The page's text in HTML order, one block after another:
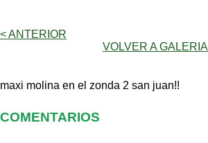
< ANTERIOR
VOLVER A GALERIA
maxi molina en el zonda 2 san juan!!
COMENTARIOS